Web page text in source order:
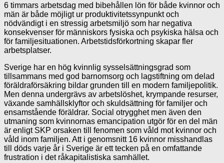
6 timmars arbetsdag med bibehållen lön för både kvinnor och
män är både möjligt ur produktivitetssynpunkt och
nödvändigt i en stressig arbetsmiljö som har negativa
konsekvenser för människors fysiska och psykiska hälsa och
för familjesituationen. Arbetstidsförkortning skapar fler
arbetsplatser.
Sverige har en hög kvinnlig sysselsättningsgrad som
tillsammans med god barnomsorg och lagstiftning om delad
föräldraförsäkring bildar grunden till en modern familjepolitik.
Men denna undergrävs av arbetslöshet, krympande resurser,
växande samhällsklyftor och skuldsättning för familjer och
ensamstående föräldrar. Social otrygghet men även den
utmaning som kvinnornas emancipation utgör för en del män
är enligt SKP orsaken till fenomen som våld mot kvinnor och
våld inom familjen. Att i genomsnitt 16 kvinnor misshandlas
till döds varje år i Sverige är ett tecken på en omfattande
frustration i det råkapitalistiska samhället.